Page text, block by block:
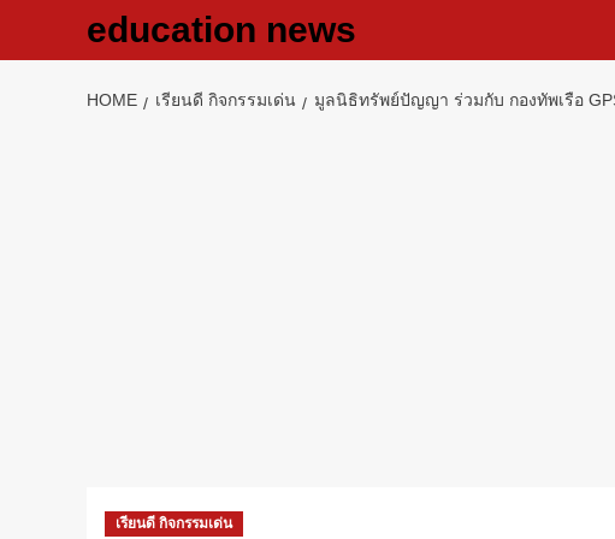
education news
HOME เรียนดี กิจกรรมเด่น มูลนิธิทรัพย์ปัญญา ร่วมกับ กองทัพเรือ
เรียนดี กิจกรรมเด่น